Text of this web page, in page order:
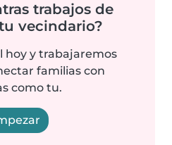
trabajos de
vecindario?
hoy y trabajaremos
familias con
como tu.